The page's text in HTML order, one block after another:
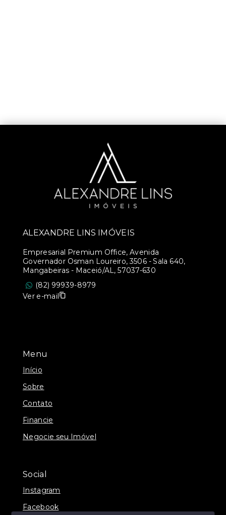
Menu
Início
Sobre
Contato
Financie
Negocie seu Imóvel
Social
Instagram
Facebook
ALEXANDRE LINS IMÓVEIS
Empresarial Premium Office, Avenida
Governador Osman Loureiro, 3506 - Sala 640,
Mangabeiras - Maceió/AL, 57037-630
(82) 99939-8979
Ver e-mail